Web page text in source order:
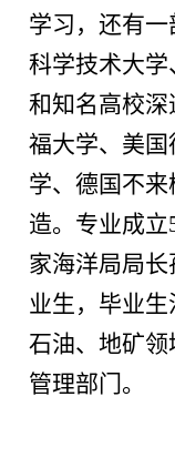
学习，还有
科学技术大
和知名高校
福大学、美
学、德国不
造。专业成立
家海洋局局
业生，毕业生
石油、地矿
管理部门。